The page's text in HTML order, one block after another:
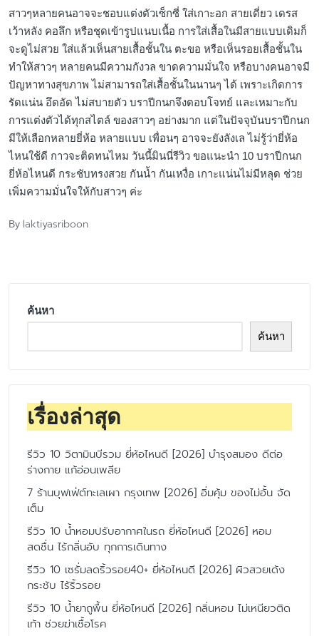
สาวๆหลายคนอาจจะชอบแต่งตัวเซ็กซี่ ใส่เกาะอก สายเดี่ยว เดรส
เว้าหลัง คอลึก หรือชุดเข้ารูปแนบเนื้อ การใส่เสื้อในมีสายแบบเดิมก็
จะดูไม่สวย ใส่แล้วเห็นสายเสื้อชั้นใน ตะขอ หรือเห็นรอยเสื้อชั้นใน
ทำให้สาวๆ หลายคนมีความกังวล ขาดความมั่นใจ หรือบางคนอาจมี
ปัญหาทางสุขภาพ ไม่สามารถใส่เสื้อชั้นในนานๆ ได้ เพราะเกิดการ
รัดแน่น อึดอัด ไม่สบายตัว บราปีกนกจึงตอบโจทย์ และเหมาะกับ
การแต่งตัวได้ทุกสไตล์ ของสาวๆ อย่างมาก แต่ในปัจจุบันบราปีกนก
มีให้เลือกหลายยี่ห้อ หลายแบบ เพื่อนๆ อาจจะยังลังเล ไม่รู้ว่ายี่ห้อ
ไหนใช้ดี กาวจะติดทนไหม วันนี้มินนี่รีวิว ขอแนะนำ 10 บราปีกนก
ยี่ห้อไหนดี กระชับทรงสวย กันน้ำ กันเหงื่อ เกาะแน่นไม่มีหลุด ช่วย
เพิ่มความมั่นใจให้กับสาวๆ ค่ะ
Posted
By laktiyasriboon
ค้นหา
ค้นหา
เรื่องล่าสุด
รีวิว 10 วิตามินบีรวม ยี่ห้อไหนดี [2026] บำรุงสมอง ดีต่อ
ร่างกาย แก้อ่อนเพลีย
7 ร้านบุฟเฟ่ต์ทะเลเผา กรุงเทพ [2026] อิ่มคุ้ม ของไม่อั้น จัด
เต็ม
รีวิว 10 น้ำหอมปรับอากาศในรถ ยี่ห้อไหนดี [2026] หอม
สดชื่น ไร้กลิ่นอับ ทุกการเดินทาง
รีวิว 10 เซรั่มลดริ้วรอย40+ ยี่ห้อไหนดี [2026] ผิวสวยเด้ง
กระชับ ไร้ริ้วรอย
รีวิว 10 น้ำยาถูพื้น ยี่ห้อไหนดี [2026] กลิ่นหอม ไม่เหนียวติด
เท้า ช่วยฆ่าเชื้อโรค